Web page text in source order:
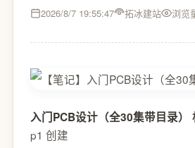
2026/8/7 19:55:47 拓冰建站 浏览
入门PCB设计（全30集带目录）
p1 创建